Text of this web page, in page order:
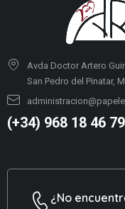
Avda Doctor Artero
San Pedro del Pinatar,
(+34) 968 18 46 79
¿No